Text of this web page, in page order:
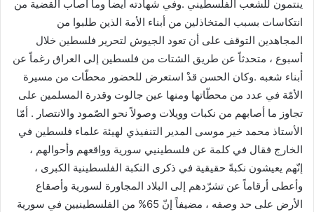
ينتمون للشعب الفلسطيني .وفي شهادته أيضاً وما أصاب القضية من
انتكاسات بسبب المتخاذلين من أبناء الأمة الذين طلبوا من
المجاهدين التوقف على أن تعود الجيوش لتحرير فلسطين خلال
أسبوع ، متحدثاً عن طريق الشتات من فلسطين إلى العراق رغماً عن
أبناء شعبه .وكان الحسن قدْ استعرض للحضور محطّات من مسيرة
الأمّة في عدد من محطّاتها ومنها عين جالوت وقدرة المسلمين على
تجاوز ما أصابهم من نكبات وويلات وصولاً نحو الصّمود والانتصار . أمّا
الأستاذ محمد خير موسى المدير التنفيذي لهيئة علماء فلسطين في
الخارج فقال في كلمة عن فلسطينيي سورية وواقعهم وأحوالهم ،
إنّهم يعيشون نكبةً حقيقية في ذكرى النكبة الفلسطينية الكبرى ،
وأعطى أرقاماً عن تشرّدهم إلى البلاد المجاورة لسورية وأصقاع
الأرض على حد وصفه ، مضيفاً إنّ 65% من الفلسطينيين في سورية